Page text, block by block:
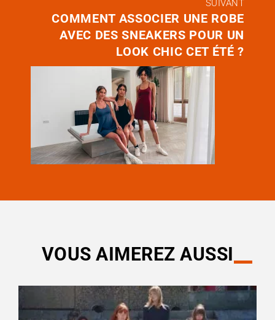
SUIVANT
COMMENT ASSOCIER UNE ROBE
AVEC DES SNEAKERS POUR UN
LOOK CHIC CET ÉTÉ ?
VOUS AIMEREZ AUSSI